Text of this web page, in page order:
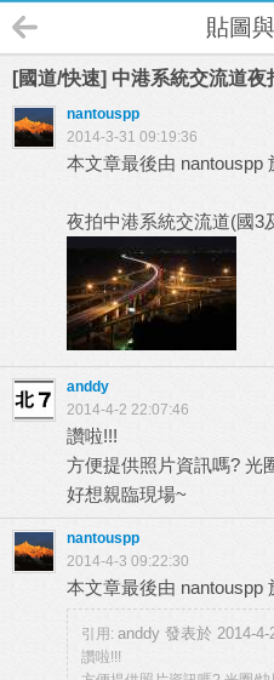
貼圖
[國道/快速] 中港系統交流道夜
nantouspp
2014-3-31 09:19:36
本文章最後由 nantouspp
夜拍中港系統交流道(國3
anddy
2014-4-2 22:07:46
讚啦!!!
方便提供照片資訊嗎? 光
好想親臨現場~
nantouspp
2014-4-3 09:22:30
本文章最後由 nantouspp
引用: anddy 發表於 2014-4-
讚啦!!!